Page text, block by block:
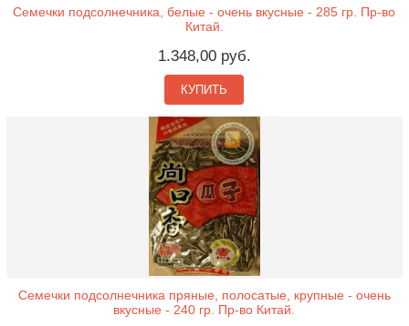
Семечки подсолнечника, белые - очень вкусные - 285 гр. Пр-во
Китай.
1.348,00 руб.
КУПИТЬ
Семечки подсолнечника пряные, полосатые, крупные - очень
вкусные - 240 гр. Пр-во Китай.